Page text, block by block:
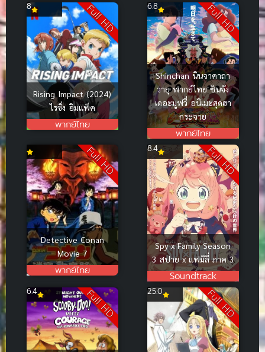
Full HD
Rising Impact (2024)
ไรซิ่ง อิมแพ็ค
พากย์ไทย
8 Full HD
Shinchan นินจาคาถา
วายุ พากย์ไทย ชินจัง
เดอะมูฟวี่ อนิเมะสุดฮา
กระจาย
พากย์ไทย
6.8
Full HD
Detective Conan
Movie 7
พากย์ไทย
Full HD
Spy x Family Season
3 สปาย x แฟมิลี่ ภาค 3
Soundtrack
8.4
Full HD
6.4 Full HD
25.0